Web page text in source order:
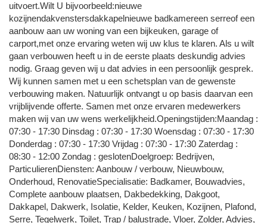
uitvoert.Wilt U bijvoorbeeld:nieuwe
kozijnendakvenstersdakkapelnieuwe badkamereen serreof een
aanbouw aan uw woning van een bijkeuken, garage of
carport,met onze ervaring weten wij uw klus te klaren. Als u wilt
gaan verbouwen heeft u in de eerste plaats deskundig advies
nodig. Graag geven wij u dat advies in een persoonlijk gesprek.
Wij kunnen samen met u een schetsplan van de gewenste
verbouwing maken. Natuurlijk ontvangt u op basis daarvan een
vrijblijvende offerte. Samen met onze ervaren medewerkers
maken wij van uw wens werkelijkheid.Openingstijden:Maandag :
07:30 - 17:30 Dinsdag : 07:30 - 17:30 Woensdag : 07:30 - 17:30
Donderdag : 07:30 - 17:30 Vrijdag : 07:30 - 17:30 Zaterdag :
08:30 - 12:00 Zondag : geslotenDoelgroep: Bedrijven,
ParticulierenDiensten: Aanbouw / verbouw, Nieuwbouw,
Onderhoud, RenovatieSpecialisatie: Badkamer, Bouwadvies,
Complete aanbouw plaatsen, Dakbedekking, Dakgoot,
Dakkapel, Dakwerk, Isolatie, Kelder, Keuken, Kozijnen, Plafond,
Serre, Tegelwerk, Toilet, Trap / balustrade, Vloer, Zolder, Advies,